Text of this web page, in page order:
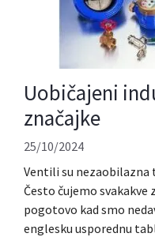
Uobičajeni
značajke
25/10/2024
Ventili su nezaobilazna
Često čujemo svakakve
pogotovo kad smo
englesku usporednu